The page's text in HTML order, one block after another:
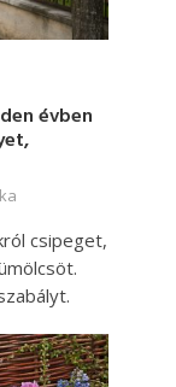
évben
csipeget,